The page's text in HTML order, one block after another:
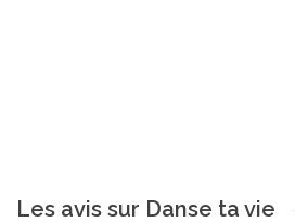
Les avis sur Danse ta vie